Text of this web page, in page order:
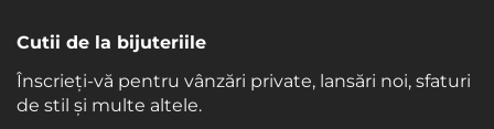
Cutii de la bijuteriile
Înscrieți-vă pentru vânzări private, lansări noi, sfaturi
de stil și multe altele.